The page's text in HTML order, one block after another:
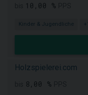
10,00 %
Kinder & Jugendliche
Holzspielerei.com
8,00 %